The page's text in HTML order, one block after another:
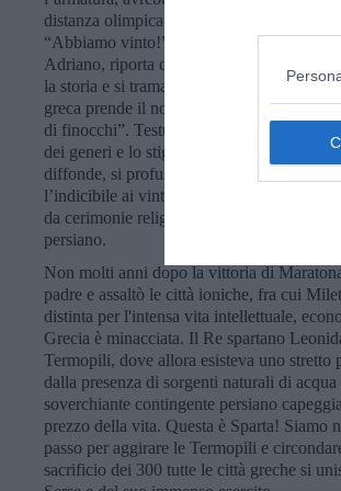
distanza olimpica! Arrivato, sarebbe
“Abbiamo vinto!”. Luciano di Samosata,
Adriano, riporta questa leggenda
la storia e si tramanda. La storia è un
greca prende il nome da una pianta
di finocchi”. Testuale e solo per inciso.
dei generi e lo stigma revisionista dei
diffonde, si profuse il coraggio dei
l’indicibile ai vinti. A tutti la gloria.
da cerimonie religiose. I cittadini liberi
persiano.
Non molti anni dopo la vittoria di
padre e assaltò le città ioniche, fra cui
distinta per l'intensa vita intellettuale,
Grecia è minacciata. Il Re spartano
Termopili, dove allora esisteva uno
dalla presenza di sorgenti naturali di
soverchiante contingente persiano
prezzo della vita. Questa è Sparta!
passo per aggirare le Termopili e
sacrificio dei 300 tutte le città greche si